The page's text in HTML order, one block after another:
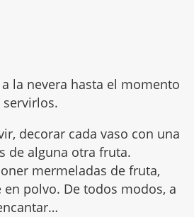
la nevera hasta el momento
servirlos.
decorar cada vaso con una
de alguna otra fruta.
mermeladas de fruta,
polvo. De todos modos, a